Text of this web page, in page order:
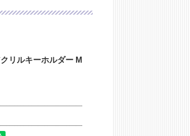
リルキーホルダー M